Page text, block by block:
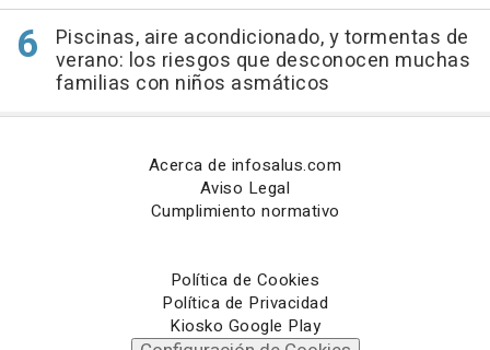
Piscinas, aire acondicionado, y tormentas de
verano: los riesgos que desconocen muchas
familias con niños asmáticos
Acerca de infosalus.com
Aviso Legal
Cumplimiento normativo
Política de Cookies
Política de Privacidad
Kiosko Google Play